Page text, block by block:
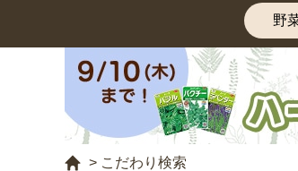
> こだわり検索